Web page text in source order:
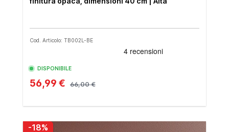
Cod. Articolo: TB002L-BE
DISPONIBILE
56,99 € 66,00 €
-18%